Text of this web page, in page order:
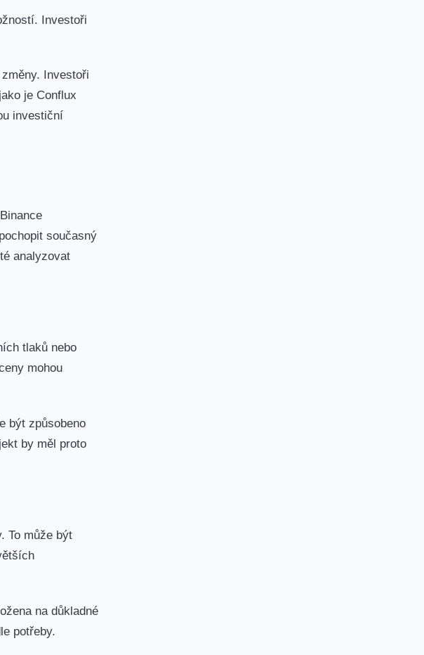
Investoři
Investoři
je Conflux
investiční
současný
analyzovat
tlaků nebo
mohou
být způsobeno
by měl ​proto
To​ může být
na důkladné
potřeby.